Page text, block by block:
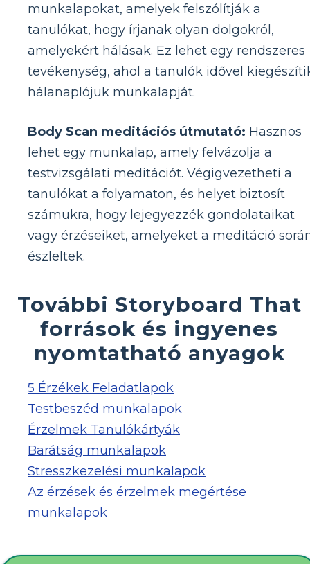
munkalapokat, amelyek felszólítják a
tanulókat, hogy írjanak olyan dolgokról,
amelyekért hálásak. Ez lehet egy rendszeres
tevékenység, ahol a tanulók idővel
hálanaplójuk munkalapját.
Body Scan meditációs útmutató: Hasznos
lehet egy munkalap, amely felvázolja a
testvizsgálati meditációt. Végigvezetheti a
tanulókat a folyamaton, és helyet biztosít
számukra, hogy lejegyezzék gondolataikat
vagy érzéseiket, amelyeket a meditáció
észleltek.
További Storyboard That
források és ingyenes
nyomtatható anyagok
5 Érzékek Feladatlapok
Testbeszéd munkalapok
Érzelmek Tanulókártyák
Barátság munkalapok
Stresszkezelési munkalapok
Az érzések és érzelmek megértése
munkalapok